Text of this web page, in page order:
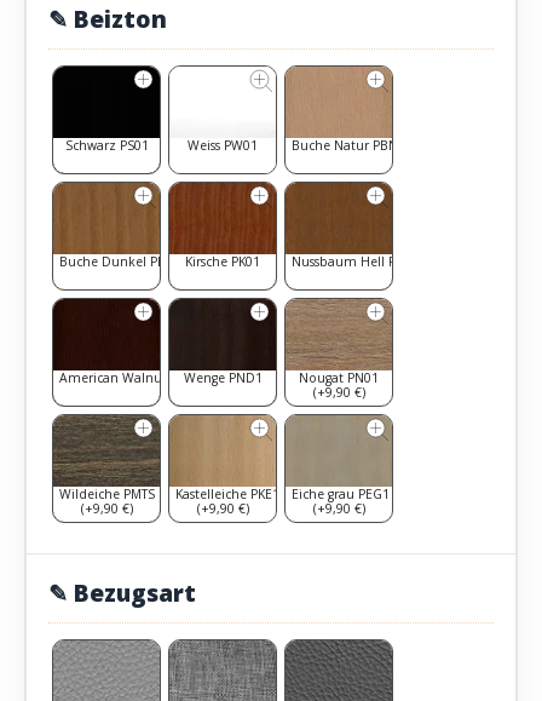
✎ Beizton
Schwarz PS01 Weiss PW01 Buche Natur PBN1
Buche Dunkel PBD1 Kirsche PK01 Nussbaum Hell PNH1
American Walnut PAW1Wenge PND1
Nougat PN01
(+9,90 €)
Wildeiche PMTS
(+9,90 €)
Kastelleiche PKE1
(+9,90 €)
Eiche grau PEG1
(+9,90 €)
✎ Bezugsart